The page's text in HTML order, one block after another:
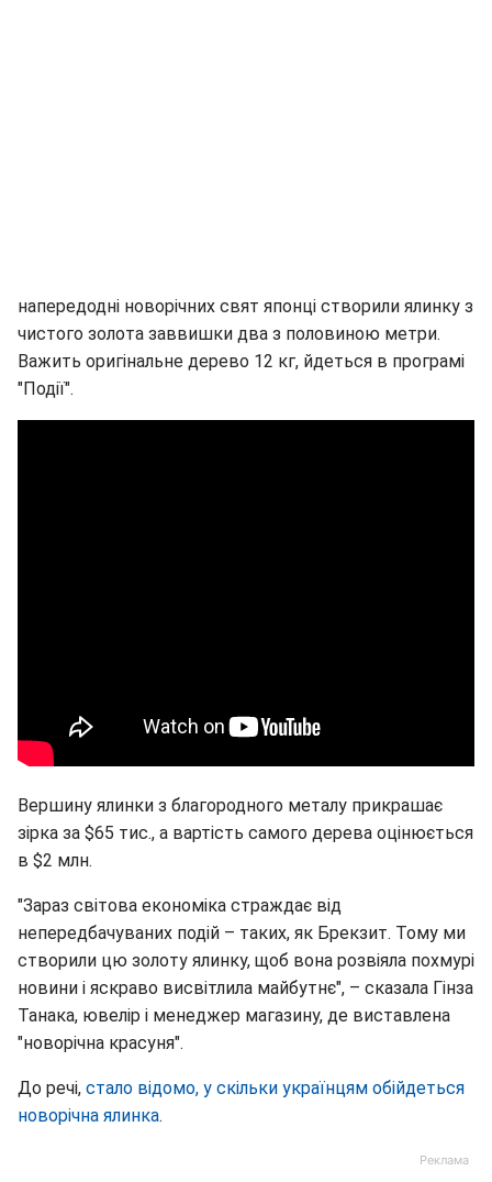
напередодні новорічних свят японці створили ялинку з
чистого золота заввишки два з половиною метри.
Важить оригінальне дерево 12 кг, йдеться в програмі
"Події".
Вершину ялинки з благородного металу прикрашає
зірка за $65 тис., а вартість самого дерева оцінюється
в $2 млн.
"Зараз світова економіка страждає від
непередбачуваних подій – таких, як Брекзит. Тому ми
створили цю золоту ялинку, щоб вона розвіяла похмурі
новини і яскраво висвітлила майбутнє", – сказала Гінза
Танака, ювелір і менеджер магазину, де виставлена
"новорічна красуня".
До речі, стало відомо, у скільки українцям обійдеться
новорічна ялинка.